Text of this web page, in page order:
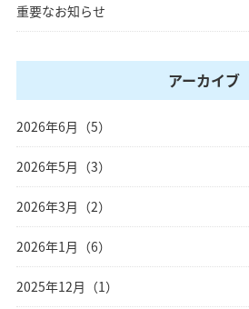
重要なお知らせ
アーカイブ
2026年6月（5）
2026年5月（3）
2026年3月（2）
2026年1月（6）
2025年12月（1）